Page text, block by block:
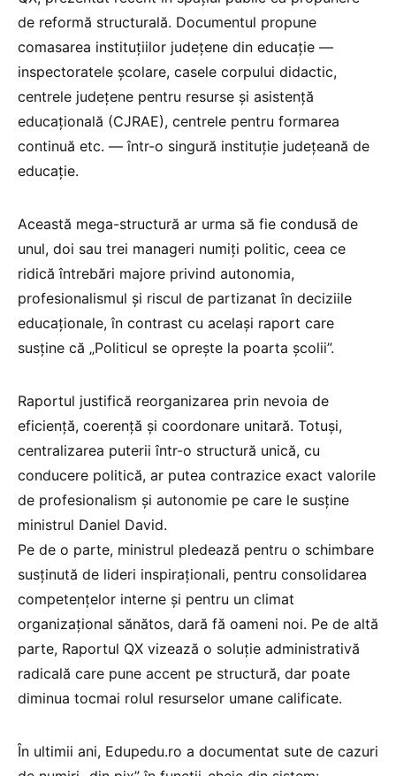
de reformă structurală. Documentul propune
comasarea instituțiilor județene din educație —
inspectoratele școlare, casele corpului didactic,
centrele județene pentru resurse și asistență
educațională (CJRAE), centrele pentru formarea
continuă etc. — într-o singură instituție județeană de
educație.
Această mega-structură ar urma să fie condusă de
unul, doi sau trei manageri numiți politic, ceea ce
ridică întrebări majore privind autonomia,
profesionalismul și riscul de partizanat în deciziile
educaționale, în contrast cu același raport care
susține că „Politicul se oprește la poarta școlii”.
Raportul justifică reorganizarea prin nevoia de
eficiență, coerență și coordonare unitară. Totuși,
centralizarea puterii într-o structură unică, cu
conducere politică, ar putea contrazice exact valorile
de profesionalism și autonomie pe care le susține
ministrul Daniel David.
Pe de o parte, ministrul pledează pentru o schimbare
susținută de lideri inspiraționali, pentru consolidarea
competențelor interne și pentru un climat
organizațional sănătos, dară fă oameni noi. Pe de altă
parte, Raportul QX vizează o soluție administrativă
radicală care pune accent pe structură, dar poate
diminua tocmai rolul resurselor umane calificate.
În ultimii ani, Edupedu.ro a documentat sute de cazuri